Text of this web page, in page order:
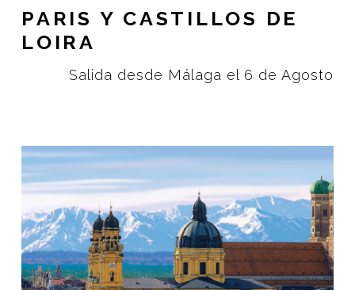
PARIS Y CASTILLOS DE
LOIRA
Salida desde Málaga el 6 de Agosto